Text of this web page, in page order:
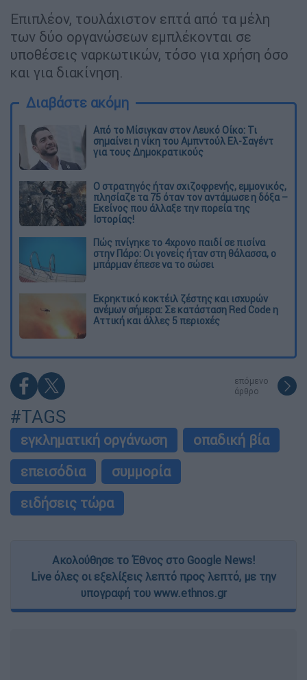
Επιπλέον, τουλάχιστον επτά από τα μέλη
των δύο οργανώσεων εμπλέκονται σε
υποθέσεις ναρκωτικών, τόσο για χρήση όσο
και για διακίνηση.
Διαβάστε ακόμη
Από το Μίσιγκαν στον Λευκό Οίκο: Τι
σημαίνει η νίκη του Αμπντούλ Ελ-Σαγέντ
για τους Δημοκρατικούς
O στρατηγός ήταν σχιζοφρενής, εμμονικός,
πλησίαζε τα 75 όταν τον αντάμωσε η δόξα –
Εκείνος που άλλαξε την πορεία της
Ιστορίας!
Πώς πνίγηκε το 4χρονο παιδί σε πισίνα
στην Πάρο: Οι γονείς ήταν στη θάλασσα, ο
μπάρμαν έπεσε να το σώσει
Εκρηκτικό κοκτέιλ ζέστης και ισχυρών
ανέμων σήμερα: Σε κατάσταση Red Code η
Αττική και άλλες 5 περιοχές
επόμενο
άρθρο
#TAGS
εγκληματική οργάνωση
οπαδική βία
επεισόδια
συμμορία
ειδήσεις τώρα
Ακολούθησε το Έθνος στο Google News!
Live όλες οι εξελίξεις λεπτό προς λεπτό, με την
υπογραφή του www.ethnos.gr